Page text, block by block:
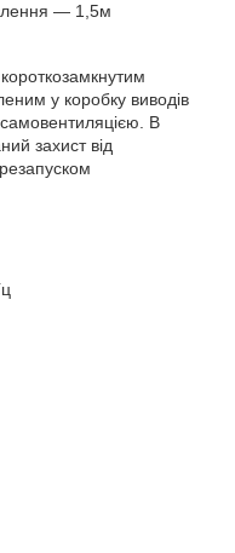
— 1,5м
у коробку виводів
В
захист від